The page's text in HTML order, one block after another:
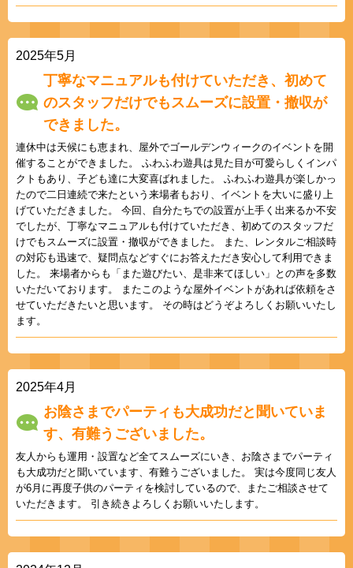
2025年5月
丁寧なマニュアルも付けていただき、初めて
のスタッフだけでもスムーズに設置・撤収が
できました。
連休中は天候にも恵まれ、屋外でゴールデンウィークのイベントを開
催することができました。 ふわふわ遊具は見た目が可愛らしくインパ
クトもあり、子ども達に大変喜ばれました。 ふわふわ遊具が楽しかっ
たので二日連続で来たという来場者もおり、イベントを大いに盛り上
げていただきました。 今回、自分たちでの設置が上手く出来るか不安
でしたが、丁寧なマニュアルも付けていただき、初めてのスタッフだ
けでもスムーズに設置・撤収ができました。 また、レンタルご相談時
の対応も迅速で、疑問点などすぐにお答えただき安心して利用できま
した。 来場者からも「また遊びたい、是非来てほしい」との声を多数
いただいております。 またこのような屋外イベントがあれば依頼をさ
せていただきたいと思います。 その時はどうぞよろしくお願いいたし
ます。
2025年4月
お陰さまでパーティも大成功だと聞いていま
す、有難うございました。
友人からも運用・設置など全てスムーズにいき、お陰さまでパーティ
も大成功だと聞いています、有難うございました。 実は今度同じ友人
が6月に再度子供のパーティを検討しているので、またご相談させて
いただきます。 引き続きよろしくお願いいたします。